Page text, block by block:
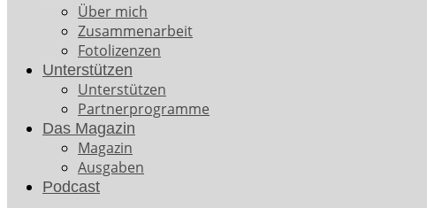
Über mich
Zusammenarbeit
Fotolizenzen
Unterstützen
Unterstützen
Partnerprogramme
Das Magazin
Magazin
Ausgaben
Podcast